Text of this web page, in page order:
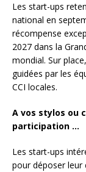
Les start-ups
national en
récompense
2027 dans la
mondial. Sur
guidées par les
CCI locales.
A vos stylos ou
participation …
Les start-ups
pour déposer leur